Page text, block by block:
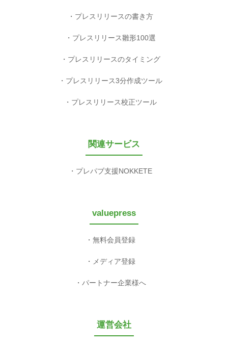
プレスリリースの書き方
プレスリリース雛形100選
プレスリリースのタイミング
プレスリリース3分作成ツール
プレスリリース校正ツール
関連サービス
プレパブ支援NOKKETE
valuepress
無料会員登録
メディア登録
パートナー企業様へ
運営会社